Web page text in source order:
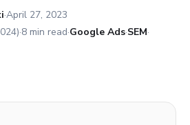
·Published:
April 27, 2023
)·8 min read·Google Ads·SEM·